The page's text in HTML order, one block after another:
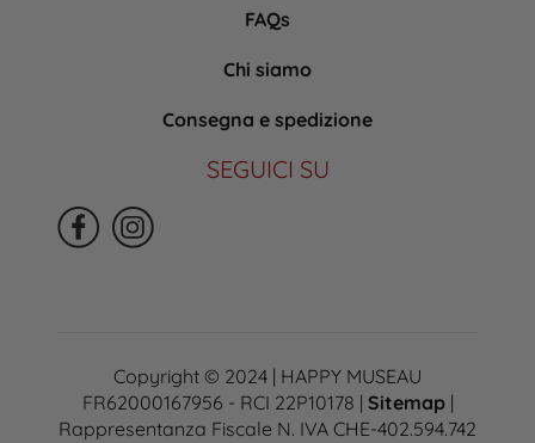
FAQs
Chi siamo
Consegna e spedizione
SEGUICI SU
Copyright © 2024 | HAPPY MUSEAU
FR62000167956 - RCI 22P10178 | Sitemap|
Rappresentanza Fiscale N. IVA CHE-402.594.742